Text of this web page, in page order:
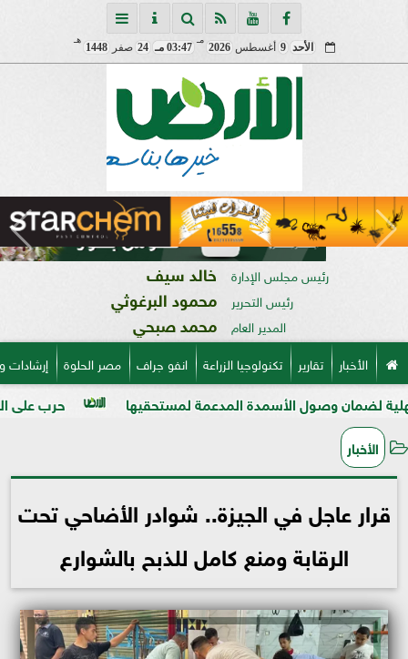
الأحد 9 أغسطس2026
مـ
03:47 مـ 24 صفر1448
هـ
رئيس مجلس الإدارة خالد سيف
رئيس التحرير محمود البرغوثي
المدير العام محمد صبحي
الأخبار تقارير تكنولوجيا الزراعة انفو جراف مصر الحلوة
حرب على السوق وصول الأسمدة المدعمة لمستحقيها
الأخبار
قرار عاجل في الجيزة.. شوادر الأضاحي تحت
الرقابة ومنع كامل للذبح بالشوارع